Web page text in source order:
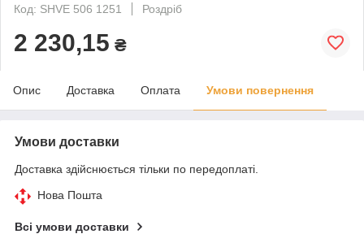
Код: SHVE 506 1251
Роздріб
2 230,15 ₴
Опис Доставка Оплата Умови повернення
Умови доставки
Доставка здійснюється тільки по передоплаті.
Нова Пошта
Всі умови доставки